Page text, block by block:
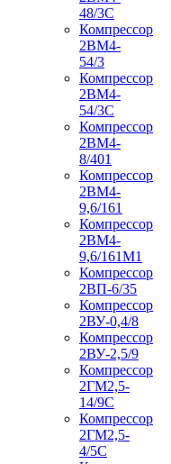
48/3С
Компрессор
2ВМ4-
54/3
Компрессор
2ВМ4-
54/3С
Компрессор
2ВМ4-
8/401
Компрессор
2ВМ4-
9,6/161
Компрессор
2ВМ4-
9,6/161М1
Компрессор
2ВП-6/35
Компрессор
2ВУ-0,4/8
Компрессор
2ВУ-2,5/9
Компрессор
2ГМ2,5-
14/9С
Компрессор
2ГМ2,5-
4/5С